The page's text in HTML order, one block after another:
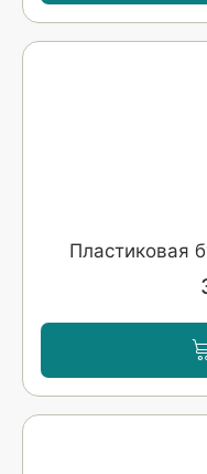
Пластиковая